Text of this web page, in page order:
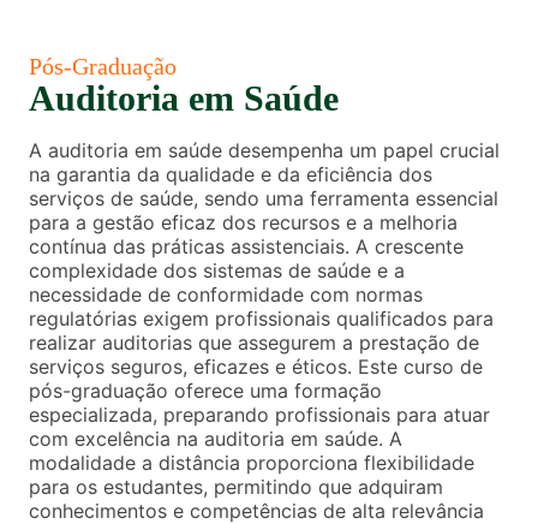
Pós-Graduação
Auditoria em Saúde
A auditoria em saúde desempenha um papel crucial
na garantia da qualidade e da eficiência dos
serviços de saúde, sendo uma ferramenta essencial
para a gestão eficaz dos recursos e a melhoria
contínua das práticas assistenciais. A crescente
complexidade dos sistemas de saúde e a
necessidade de conformidade com normas
regulatórias exigem profissionais qualificados para
realizar auditorias que assegurem a prestação de
serviços seguros, eficazes e éticos. Este curso de
pós-graduação oferece uma formação
especializada, preparando profissionais para atuar
com excelência na auditoria em saúde. A
modalidade a distância proporciona flexibilidade
para os estudantes, permitindo que adquiram
conhecimentos e competências de alta relevância